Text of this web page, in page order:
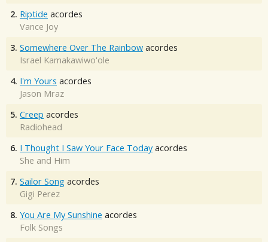
2. Riptide acordes
Vance Joy
3. Somewhere Over The Rainbow acordes
Israel Kamakawiwo'ole
4. I'm Yours acordes
Jason Mraz
5. Creep acordes
Radiohead
6. I Thought I Saw Your Face Today acordes
She and Him
7. Sailor Song acordes
Gigi Perez
8. You Are My Sunshine acordes
Folk Songs